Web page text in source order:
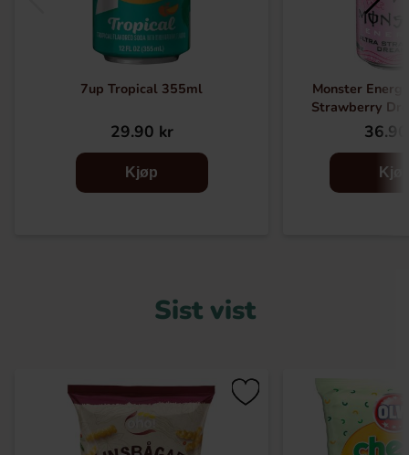
7up Tropical 355ml
29.90 kr
Kjøp
Monster
Strawberry
Sist vist